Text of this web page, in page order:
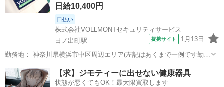
日給10,400円
日払い
株式会社VOLLMONTセキュリティサービス
日ノ出町駅
提携サイト 1月13日
勤務地： 神奈川県横浜市中区周辺エリア(左記はあくまで一例です勤務
地多数あり) 日ノ出町駅 徒歩5分 ／ 桜木町駅 徒歩5分 ／ 伊勢佐木長者
町駅 徒歩5分 週勤務日時： 週1日~ 09:00〜18:00／20:00〜0...
神奈川 横浜市 日ノ出町駅 警備員
【求】ジモティーに出せない健康器具
状態が悪くてもOK！最大限買取します